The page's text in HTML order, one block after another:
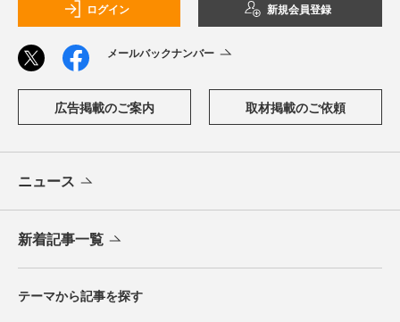
ログイン 新規会員登録
メールバックナンバー
広告掲載のご案内 取材掲載のご依頼
ニュース
新着記事一覧
テーマから記事を探す